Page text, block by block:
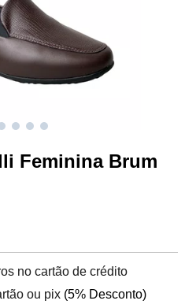
Feminina Brum
no cartão de crédito
ou pix (5% Desconto)